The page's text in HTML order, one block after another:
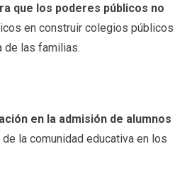
que los poderes públicos no
en construir colegios públicos
de las familias.
en la admisión de alumnos
de la comunidad educativa en los